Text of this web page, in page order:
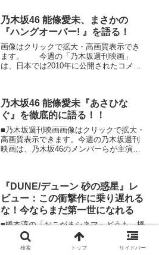
乃木坂46 能條愛未、まさかの
『ハングオーバー! 』を語る！
画像はクリックで拡大・高画質表示でき
ます。 今週の「乃木坂週刊映画」
は、日本では2010年に公開されたコメデ
どうご覧になられたので...
乃木坂46 能條愛未『あさひな
ぐ』を徹底的に語る！！
■乃木坂週刊映画画像はクリックで拡大・
高画質表示できます。今週の乃木坂週刊
映画は、乃木坂46のメンバーらが主演す
す。それでは、お...
『DUNE/デューン 砂の惑星』レ
ビュー：この衝撃作に乗り遅れる
な！今ならまだ第一世になれる
■橋本淳の「おこがまシネマ」どうも、橋
本淳です。92回目の更新、今回もどうぞ
よろしくお願いいたします。立ち合って
しまった。。座席から立てなくなる。そ
検索 トップ サイドバー